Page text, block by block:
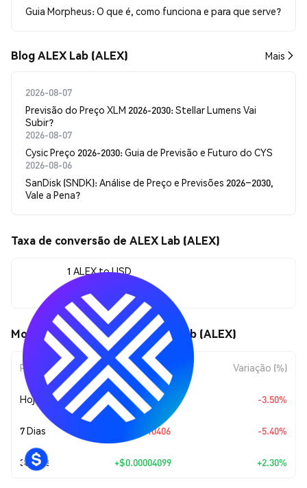
Guia Morpheus: O que é, como funciona e para que serve?
Blog ALEX Lab (ALEX) Mais
2026-08-07
Previsão do Preço XLM 2026-2030: Stellar Lumens Vai
Subir?
2026-08-07
Cysic Preço 2026-2030: Guia de Previsão e Futuro do CYS
2026-08-06
SanDisk (SNDK): Análise de Preço e Previsões 2026–2030,
Vale a Pena?
Taxa de conversão de ALEX Lab (ALEX)
1 ALEX to USD
$0.00182301
Movimentos de preço de ALEX Lab (ALEX)
Período Variação do Valor Variação (%)
Hoje $-0.00006612 -3.50%
7 Dias $-0.00010406 -5.40%
30 Dias +$0.00004099 +2.30%